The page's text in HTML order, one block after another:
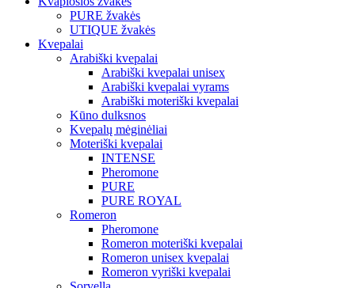
PURE žvakės
UTIQUE žvakės
Kvepalai
Arabiški kvepalai
Arabiški kvepalai unisex
Arabiški kvepalai vyrams
Arabiški moteriški kvepalai
Kūno dulksnos
Kvepalų mėginėliai
Moteriški kvepalai
INTENSE
Pheromone
PURE
PURE ROYAL
Romeron
Pheromone
Romeron moteriški kvepalai
Romeron unisex kvepalai
Romeron vyriški kvepalai